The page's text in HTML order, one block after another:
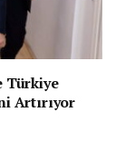
Türkiye
Artırıyor